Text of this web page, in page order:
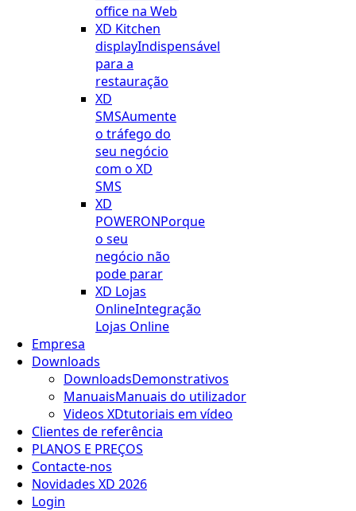
office na Web
XD Kitchen
displayIndispensável
para a
restauração
XD
SMSAumente
o tráfego do
seu negócio
com o XD
SMS
XD
POWERONPorque
o seu
negócio não
pode parar
XD Lojas
OnlineIntegração
Lojas Online
Empresa
Downloads
DownloadsDemonstrativos
ManuaisManuais do utilizador
Videos XDtutoriais em vídeo
Clientes de referência
PLANOS E PREÇOS
Contacte-nos
Novidades XD 2026
Login